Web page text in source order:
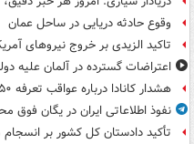
وقوع حادثه دریایی در ساحل عمان
تاکید الزیدی بر خروج نیروهای
اعتراضات گسترده در آلمان علیه
هشدار کانادا درباره عواقب تعرفه ۵۰ درصدی آمریکا
نفوذ اطلاعاتی ایران در یگان فوق
تأکید دادستان کل کشور بر